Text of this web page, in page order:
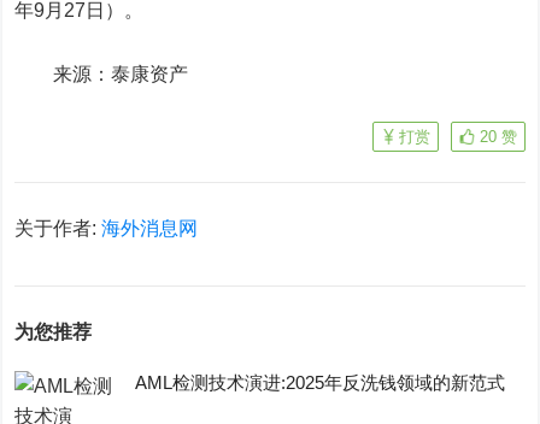
年9月27日）。
来源：泰康资产
20 赞
打赏
关于作者:海外消息网
为您推荐
AML检测技术演进:2025年反洗钱领域的新范式